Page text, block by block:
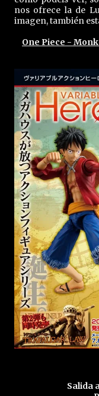
nos ofrece la de
imagen, también
One Piece -
Salida